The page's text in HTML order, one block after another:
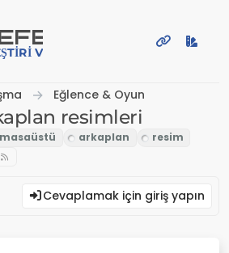
VE PAYLAŞIM PLATFORMU
Eğlence & Oyun
resimleri
Cevaplamak için giriş yapın